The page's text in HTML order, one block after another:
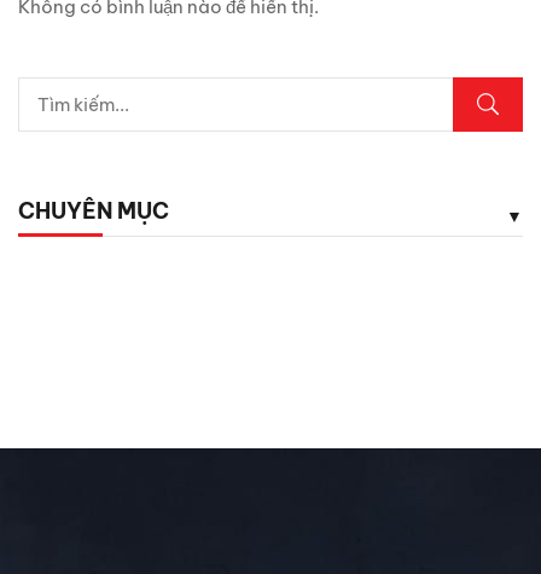
toàn màn hình zin ô tô!
5 vị trí trên ô tô cần kiểm tra ngay sau mưa lớn
Top dụng cụ cứu hộ mọi tài xế cần có phòng khi hết ắc
Không có bình luận nào để hiển thị.
CHUYÊN MỤC